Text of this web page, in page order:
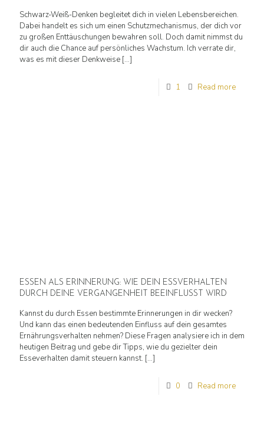
Schwarz-Weiß-Denken begleitet dich in vielen Lebensbereichen.
Dabei handelt es sich um einen Schutzmechanismus, der dich vor
zu großen Enttäuschungen bewahren soll. Doch damit nimmst du
dir auch die Chance auf persönliches Wachstum. Ich verrate dir,
was es mit dieser Denkweise […]
1 Read more
ESSEN ALS ERINNERUNG: WIE DEIN ESSVERHALTEN
DURCH DEINE VERGANGENHEIT BEEINFLUSST WIRD
Kannst du durch Essen bestimmte Erinnerungen in dir wecken?
Und kann das einen bedeutenden Einfluss auf dein gesamtes
Ernährungsverhalten nehmen? Diese Fragen analysiere ich in dem
heutigen Beitrag und gebe dir Tipps, wie du gezielter dein
Esseverhalten damit steuern kannst. […]
0 Read more